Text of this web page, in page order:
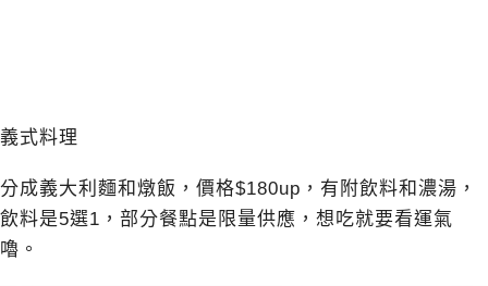
義式料理
分成義大利麵和燉飯，價格$180up，有附飲料和濃湯，
飲料是5選1，部分餐點是限量供應，想吃就要看運氣
嚕。